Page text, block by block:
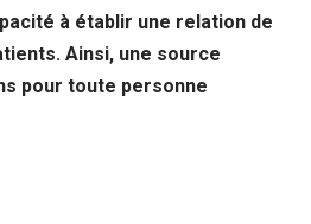
à établir une relation de
Ainsi, une source
pour toute personne